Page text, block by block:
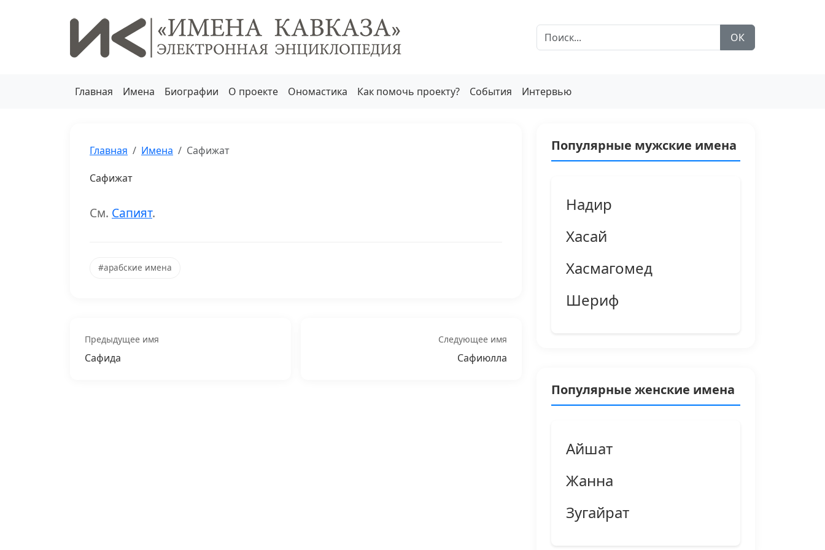
ОК
Главная Имена Биографии О проекте Ономастика Как помочь проекту? События Интервью
Главная Имена Сафижат
Сафижат
См. Сапият.
#арабские имена
Предыдущее имя
Сафида
Следующее имя
Сафиюлла
Популярные мужские имена
Надир
Хасай
Хасмагомед
Шериф
Популярные женские имена
Айшат
Жанна
Зугайрат